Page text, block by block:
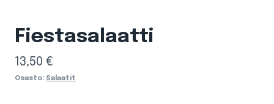
Fiestasalaatti
13,50 €
Osasto: Salaatit